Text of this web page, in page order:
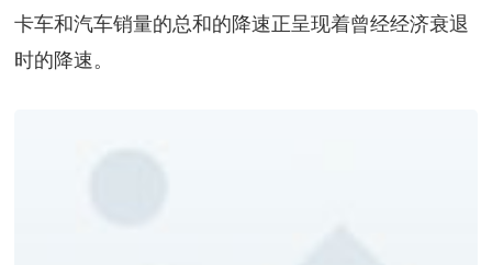
卡车和汽车销量的总和的降速正呈现着曾经经济衰退
时的降速。